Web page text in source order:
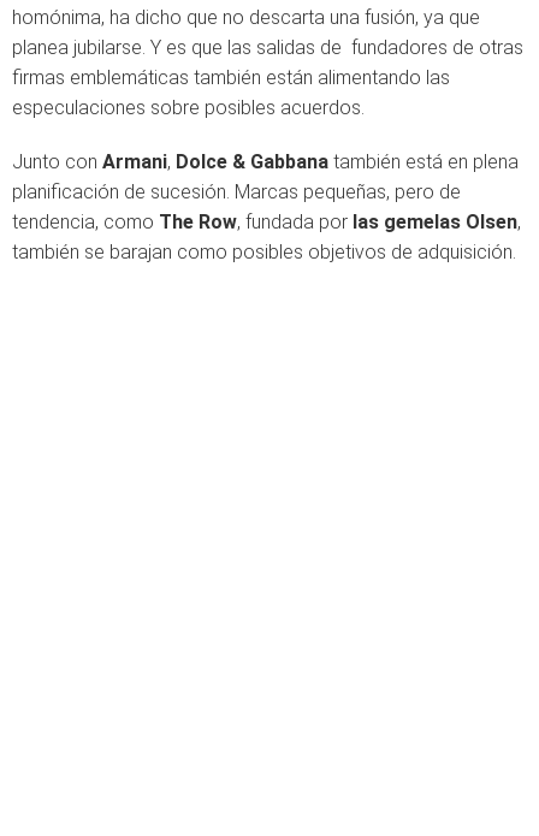
homónima, ha dicho que no descarta una fusión, ya que
planea jubilarse. Y es que las salidas de fundadores de otras
firmas emblemáticas también están alimentando las
especulaciones sobre posibles acuerdos.
Junto con Armani, Dolce & Gabbana también está en plena
planificación de sucesión. Marcas pequeñas, pero de
tendencia, como The Row, fundada por las gemelas Olsen,
también se barajan como posibles objetivos de adquisición.